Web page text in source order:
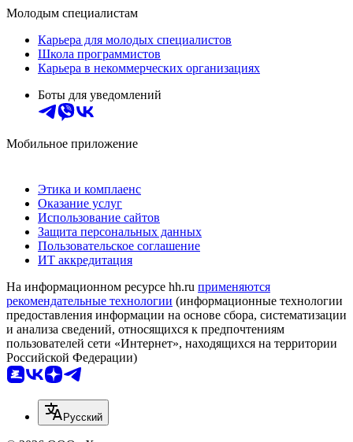
Молодым специалистам
Карьера для молодых специалистов
Школа программистов
Карьера в некоммерческих организациях
Боты для уведомлений
Мобильное приложение
Этика и комплаенс
Оказание услуг
Использование сайтов
Защита персональных данных
Пользовательское соглашение
ИТ аккредитация
На информационном ресурсе hh.ru применяются
рекомендательные технологии (информационные технологии
предоставления информации на основе сбора, систематизации
и анализа сведений, относящихся к предпочтениям
пользователей сети «Интернет», находящихся на территории
Российской Федерации)
Русский